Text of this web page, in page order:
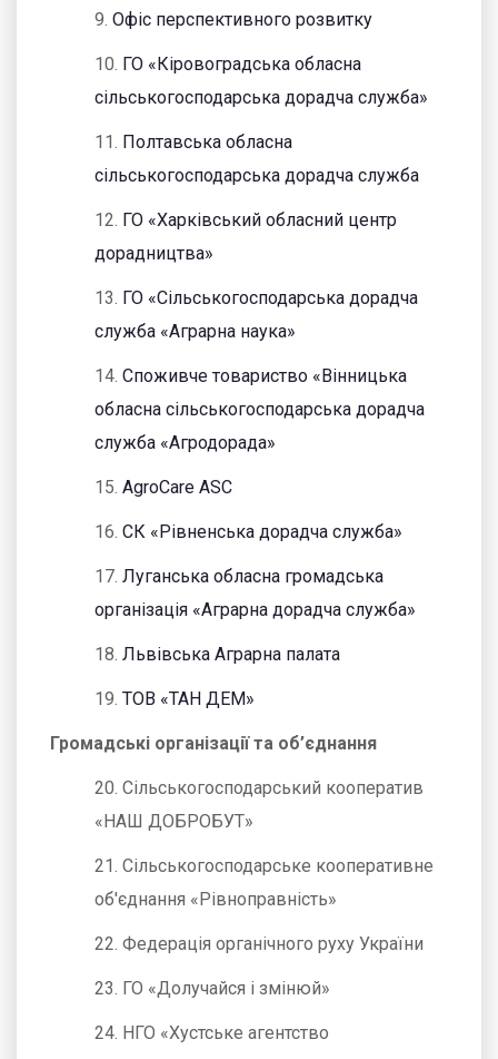
9. Офіс перспективного розвитку
10. ГО «Кіровоградська обласна
сільськогосподарська дорадча служба»
11. Полтавська обласна
сільськогосподарська дорадча служба
12. ГО «Харківський обласний центр
дорадництва»
13. ГО «Сільськогосподарська дорадча
служба «Аграрна наука»
14. Споживче товариство «Вінницька
обласна сільськогосподарська дорадча
служба «Агродорада»
15. AgroCare ASC
16. СК «Рівненська дорадча служба»
17. Луганська обласна громадська
організація «Аграрна дорадча служба»
18. Львівська Аграрна палата
19. ТОВ «ТАН ДЕМ»
Громадські організації та об’єднання
20. Сільськогосподарський кооператив
«НАШ ДОБРОБУТ»
21. Сільськогосподарське кооперативне
об'єднання «Рівноправність»
22. Федерація органічного руху України
23. ГО «Долучайся і змінюй»
24. НГО «Хустське агентство